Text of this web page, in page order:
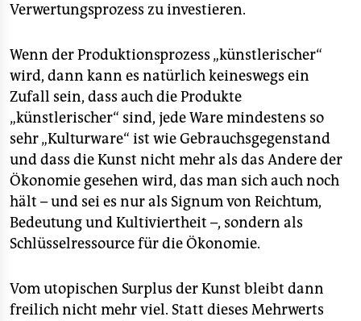
Verwertungsprozess zu investieren.
Wenn der Produktionsprozess „künstlerischer“
wird, dann kann es natürlich keineswegs ein
Zufall sein, dass auch die Produkte
„künstlerischer“ sind, jede Ware mindestens so
sehr „Kulturware“ ist wie Gebrauchsgegenstand
und dass die Kunst nicht mehr als das Andere der
Ökonomie gesehen wird, das man sich auch noch
hält – und sei es nur als Signum von Reichtum,
Bedeutung und Kultiviertheit –, sondern als
Schlüsselressource für die Ökonomie.
Vom utopischen Surplus der Kunst bleibt dann
freilich nicht mehr viel. Statt dieses Mehrwerts